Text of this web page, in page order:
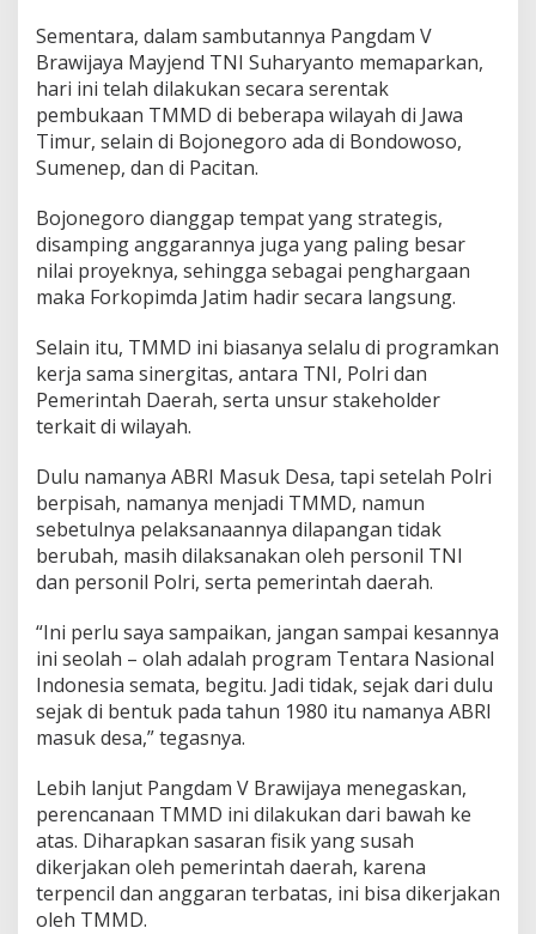
Sementara, dalam sambutannya Pangdam V
Brawijaya Mayjend TNI Suharyanto memaparkan,
hari ini telah dilakukan secara serentak
pembukaan TMMD di beberapa wilayah di Jawa
Timur, selain di Bojonegoro ada di Bondowoso,
Sumenep, dan di Pacitan.
Bojonegoro dianggap tempat yang strategis,
disamping anggarannya juga yang paling besar
nilai proyeknya, sehingga sebagai penghargaan
maka Forkopimda Jatim hadir secara langsung.
Selain itu, TMMD ini biasanya selalu di programkan
kerja sama sinergitas, antara TNI, Polri dan
Pemerintah Daerah, serta unsur stakeholder
terkait di wilayah.
Dulu namanya ABRI Masuk Desa, tapi setelah Polri
berpisah, namanya menjadi TMMD, namun
sebetulnya pelaksanaannya dilapangan tidak
berubah, masih dilaksanakan oleh personil TNI
dan personil Polri, serta pemerintah daerah.
“Ini perlu saya sampaikan, jangan sampai kesannya
ini seolah – olah adalah program Tentara Nasional
Indonesia semata, begitu. Jadi tidak, sejak dari dulu
sejak di bentuk pada tahun 1980 itu namanya ABRI
masuk desa,” tegasnya.
Lebih lanjut Pangdam V Brawijaya menegaskan,
perencanaan TMMD ini dilakukan dari bawah ke
atas. Diharapkan sasaran fisik yang susah
dikerjakan oleh pemerintah daerah, karena
terpencil dan anggaran terbatas, ini bisa dikerjakan
oleh TMMD.